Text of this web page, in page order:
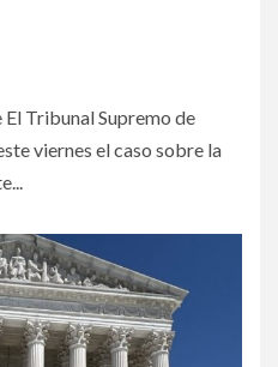
Tribunal Supremo de
viernes el caso sobre la